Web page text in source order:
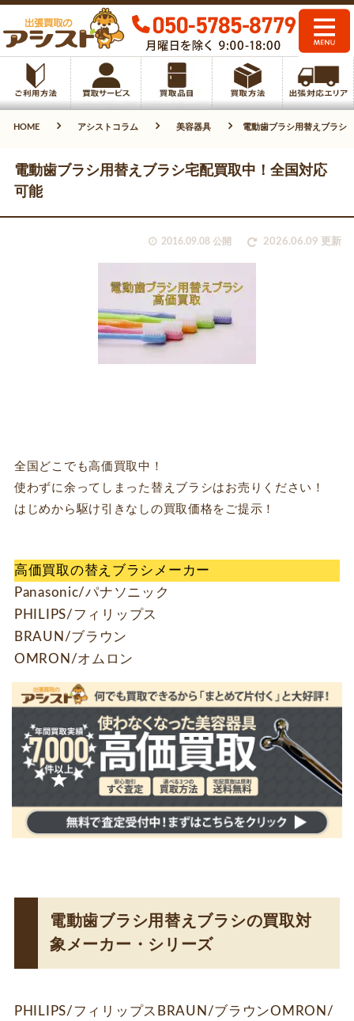
HOME アシストコラム 美容器具 電動歯ブラシ用替えブラシ
電動歯ブラシ用替えブラシ宅配買取中！全国対応
可能
2016.09.08 公開 2026.06.09 更新
全国どこでも高価買取中！
使わずに余ってしまった替えブラシはお売りください！
はじめから駆け引きなしの買取価格をご提示！
高価買取の替えブラシメーカー
Panasonic/パナソニック
PHILIPS/フィリップス
BRAUN/ブラウン
OMRON/オムロン
電動歯ブラシ用替えブラシの買取対
象メーカー・シリーズ
PHILIPS/フィリップス BRAUN/ブラウンOMRON/